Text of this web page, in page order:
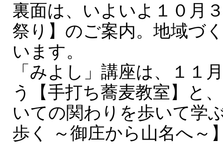
裏面は、いよいよ１０月
祭り】のご案内。地域づ
います。
「みよし」講座は、１１
う【手打ち蕎麦教室】と
いての関わりを歩いて学
歩く ～御庄から山名へ～